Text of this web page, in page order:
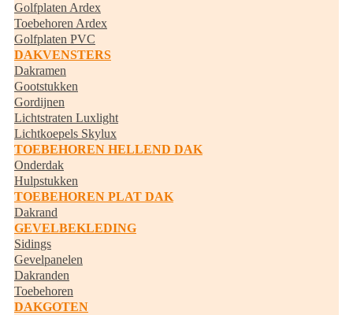
Golfplaten Ardex
Toebehoren Ardex
Golfplaten PVC
DAKVENSTERS
Dakramen
Gootstukken
Gordijnen
Lichtstraten Luxlight
Lichtkoepels Skylux
TOEBEHOREN HELLEND DAK
Onderdak
Hulpstukken
TOEBEHOREN PLAT DAK
Dakrand
GEVELBEKLEDING
Sidings
Gevelpanelen
Dakranden
Toebehoren
DAKGOTEN